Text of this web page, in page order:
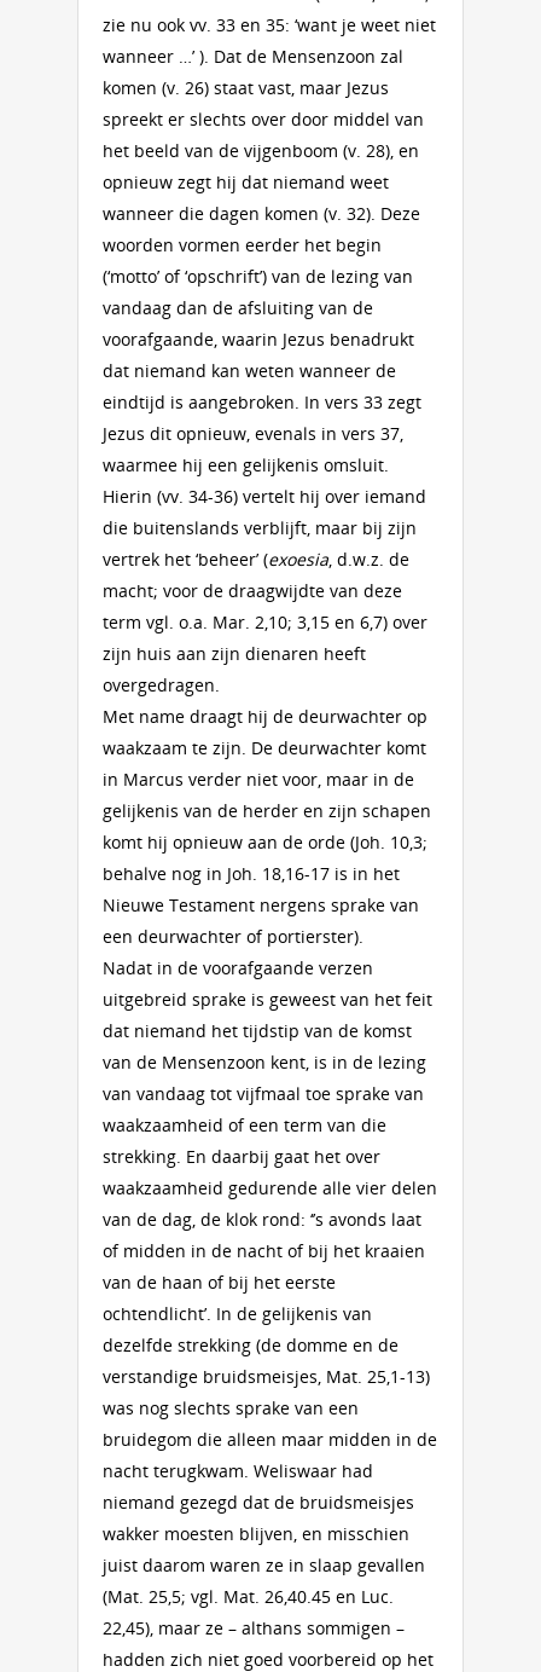
zie nu ook vv. 33 en 35: ‘want je weet niet
wanneer …’ ). Dat de Mensenzoon zal
komen (v. 26) staat vast, maar Jezus
spreekt er slechts over door middel van
het beeld van de vijgenboom (v. 28), en
opnieuw zegt hij dat niemand weet
wanneer die dagen komen (v. 32). Deze
woorden vormen eerder het begin
(‘motto’ of ‘opschrift’) van de lezing van
vandaag dan de afsluiting van de
voorafgaande, waarin Jezus benadrukt
dat niemand kan weten wanneer de
eindtijd is aangebroken. In vers 33 zegt
Jezus dit opnieuw, evenals in vers 37,
waarmee hij een gelijkenis omsluit.
Hierin (vv. 34-36) vertelt hij over iemand
die buitenslands verblijft, maar bij zijn
vertrek het ‘beheer’ (exoesia, d.w.z. de
macht; voor de draagwijdte van deze
term vgl. o.a. Mar. 2,10; 3,15 en 6,7) over
zijn huis aan zijn dienaren heeft
overgedragen.
Met name draagt hij de deurwachter op
waakzaam te zijn. De deurwachter komt
in Marcus verder niet voor, maar in de
gelijkenis van de herder en zijn schapen
komt hij opnieuw aan de orde (Joh. 10,3;
behalve nog in Joh. 18,16-17 is in het
Nieuwe Testament nergens sprake van
een deurwachter of portierster).
Nadat in de voorafgaande verzen
uitgebreid sprake is geweest van het feit
dat niemand het tijdstip van de komst
van de Mensenzoon kent, is in de lezing
van vandaag tot vijfmaal toe sprake van
waakzaamheid of een term van die
strekking. En daarbij gaat het over
waakzaamheid gedurende alle vier delen
van de dag, de klok rond: ‘’s avonds laat
of midden in de nacht of bij het kraaien
van de haan of bij het eerste
ochtendlicht’. In de gelijkenis van
dezelfde strekking (de domme en de
verstandige bruidsmeisjes, Mat. 25,1-13)
was nog slechts sprake van een
bruidegom die alleen maar midden in de
nacht terugkwam. Weliswaar had
niemand gezegd dat de bruidsmeisjes
wakker moesten blijven, en misschien
juist daarom waren ze in slaap gevallen
(Mat. 25,5; vgl. Mat. 26,40.45 en Luc.
22,45), maar ze – althans sommigen –
hadden zich niet goed voorbereid op het